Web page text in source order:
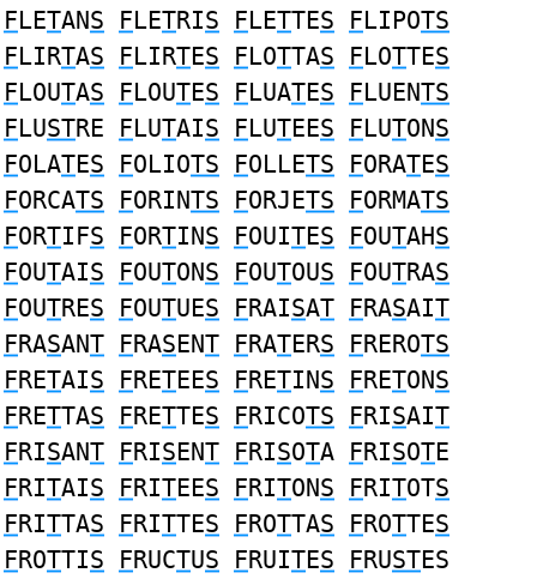
FLETANS FLETRIS FLETTES FLIPOTS
FLIRTAS FLIRTES FLOTTAS FLOTTES
FLOUTAS FLOUTES FLUATES FLUENTS
FLUSTRE FLUTAIS FLUTEES FLUTONS
FOLATES FOLIOTS FOLLETS FORATES
FORCATS FORINTS FORJETS FORMATS
FORTIFS FORTINS FOUITES FOUTAHS
FOUTAIS FOUTONS FOUTOUS FOUTRAS
FOUTRES FOUTUES FRAISAT FRASAIT
FRASANT FRASENT FRATERS FREROTS
FRETAIS FRETEES FRETINS FRETONS
FRETTAS FRETTES FRICOTS FRISAIT
FRISANT FRISENT FRISOTA FRISOTE
FRITAIS FRITEES FRITONS FRITOTS
FRITTAS FRITTES FROTTAS FROTTES
FROTTIS FRUCTUS FRUITES FRUSTES